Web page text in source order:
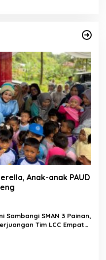
Anak-anak PAUD
Sambangi SMAN 3 Painan,
Tim LCC Empat